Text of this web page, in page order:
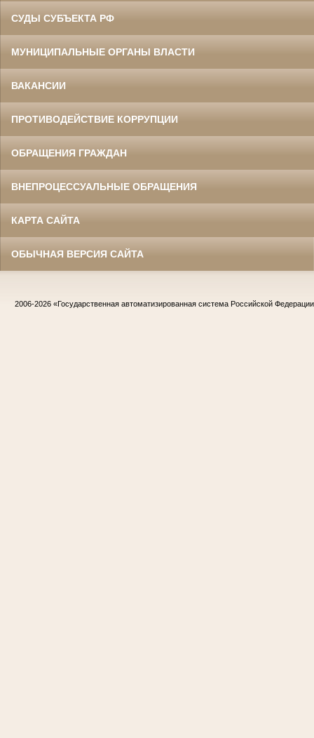
СУДЫ СУБЪЕКТА РФ
МУНИЦИПАЛЬНЫЕ ОРГАНЫ ВЛАСТИ
ВАКАНСИИ
ПРОТИВОДЕЙСТВИЕ КОРРУПЦИИ
ОБРАЩЕНИЯ ГРАЖДАН
ВНЕПРОЦЕССУАЛЬНЫЕ ОБРАЩЕНИЯ
КАРТА САЙТА
ОБЫЧНАЯ ВЕРСИЯ САЙТА
2006-2026 «Государственная автоматизированная система Российской